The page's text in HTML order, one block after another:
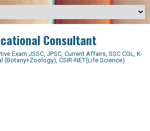
Consultant
Exam JSSC, JPSC, Current Affairs, SSC CGL, K-
(Botany+Zoology), CSIR-NET(Life Science)